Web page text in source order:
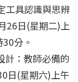
工具認識與思辨
26日(星期二)上
分。
計：教師必備的
日(星期六)上午